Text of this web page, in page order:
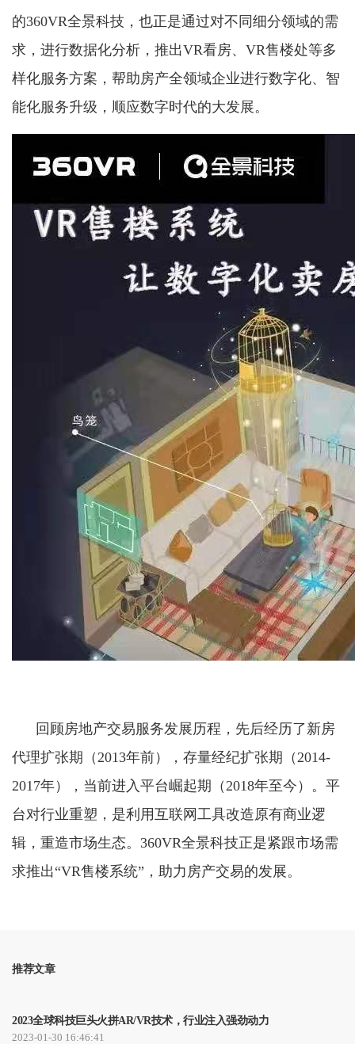
的360VR全景科技，也正是通过对不同细分领域的需
求，进行数据化分析，推出VR看房、VR售楼处等多
样化服务方案，帮助房产全领域企业进行数字化、智
能化服务升级，顺应数字时代的大发展。
回顾房地产交易服务发展历程，先后经历了新房
代理扩张期（2013年前），存量经纪扩张期（2014-
2017年），当前进入平台崛起期（2018年至今）。平
台对行业重塑，是利用互联网工具改造原有商业逻
辑，重造市场生态。360VR全景科技正是紧跟市场需
求推出“VR售楼系统”，助力房产交易的发展。
推荐文章
2023全球科技巨头火拼AR/VR技术，行业注入强劲动力
2023-01-30 16:46:41